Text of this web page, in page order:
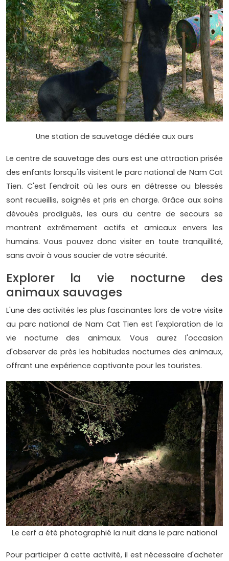
Une station de sauvetage dédiée aux ours
Le centre de sauvetage des ours est une attraction prisée
des enfants lorsqu'ils visitent le parc national de Nam Cat
Tien. C'est l'endroit où les ours en détresse ou blessés
sont recueillis, soignés et pris en charge. Grâce aux soins
dévoués prodigués, les ours du centre de secours se
montrent extrêmement actifs et amicaux envers les
humains. Vous pouvez donc visiter en toute tranquillité,
sans avoir à vous soucier de votre sécurité.
Explorer la vie nocturne des
animaux sauvages
L'une des activités les plus fascinantes lors de votre visite
au parc national de Nam Cat Tien est l'exploration de la
vie nocturne des animaux. Vous aurez l'occasion
d'observer de près les habitudes nocturnes des animaux,
offrant une expérience captivante pour les touristes.
Le cerf a été photographié la nuit dans le parc national
Pour participer à cette activité, il est nécessaire d'acheter